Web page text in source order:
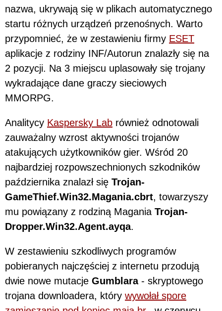
nazwa, ukrywają się w plikach automatycznego
startu różnych urządzeń przenośnych. Warto
przypomnieć, że w zestawieniu firmy ESET
aplikacje z rodziny INF/Autorun znalazły się na
2 pozycji. Na 3 miejscu uplasowały się trojany
wykradające dane graczy sieciowych
MMORPG.
Analitycy Kaspersky Lab również odnotowali
zauważalny wzrost aktywności trojanów
atakujących użytkowników gier. Wśród 20
najbardziej rozpowszechnionych szkodników
października znalazł się Trojan-
GameThief.Win32.Magania.cbrt, towarzyszy
mu powiązany z rodziną Magania Trojan-
Dropper.Win32.Agent.ayqa.
W zestawieniu szkodliwych programów
pobieranych najczęściej z internetu przodują
dwie nowe mutacje Gumblara- skryptowego
trojana downloadera, który wywołał spore